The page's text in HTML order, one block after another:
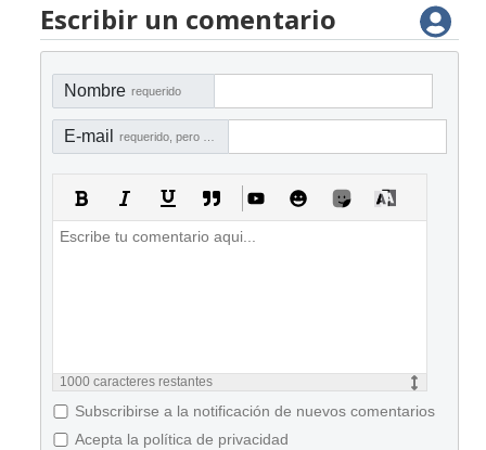
Escribir un comentario
Nombre requerido
E-mail
1000 caracteres restantes
Subscribirse a la notificación de nuevos comentarios
Acepta la política de privacidad